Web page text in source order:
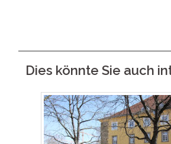
Dies könnte Sie auch